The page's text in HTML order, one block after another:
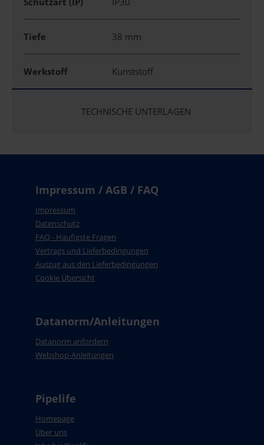
Tiefe 38 mm
Werkstoff Kunststoff
TECHNISCHE UNTERLAGEN
Impressum / AGB / FAQ
Impressum
Datenschutz
FAQ - Häufigste Fragen
Vertrags und Lieferbedingungen
Auszug aus den Lieferbedingungen
Cookie Übersicht
Datanorm/Anleitungen
Datanorm anfordern
Webshop-Anleitungen
Pipelife
Homepage
Über uns